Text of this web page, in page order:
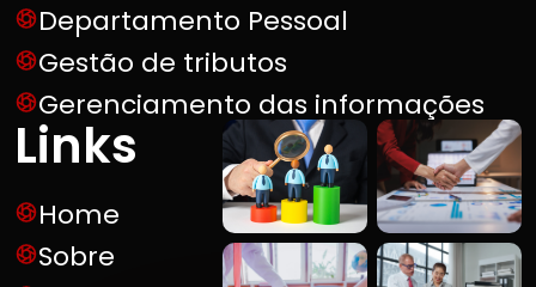
Departamento Pessoal
Gestão de tributos
Gerenciamento das informações
Links
Home
Sobre